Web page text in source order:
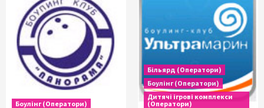
Боулінг (Оператори)
Більярд (Оператори)
Боулінг (Оператори)
Дитячі ігрові комплекси
(Оператори)